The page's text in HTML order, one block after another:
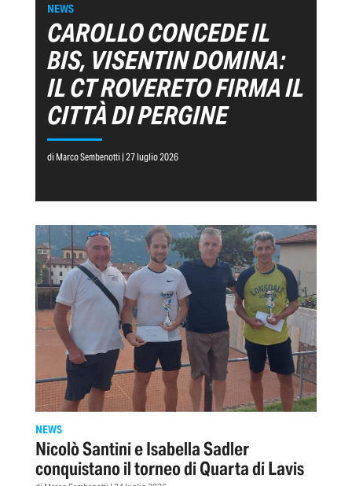
NEWS
CAROLLO CONCEDE IL
BIS, VISENTIN DOMINA:
IL CT ROVERETO FIRMA IL
CITTÀ DI PERGINE
di Marco Sembenotti | 27 luglio 2026
NEWS
Nicolò Santini e Isabella Sadler
conquistano il torneo di Quarta di Lavis